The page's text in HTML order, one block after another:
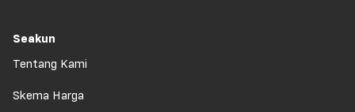
Seakun
Tentang Kami
Skema Harga